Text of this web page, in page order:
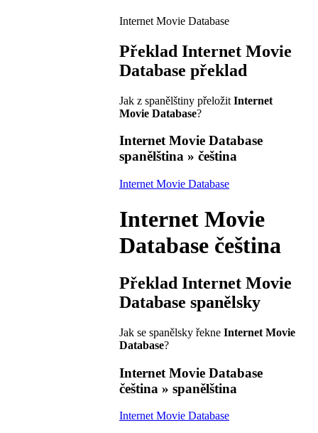
Internet Movie Database
Překlad Internet Movie
Database překlad
Jak z spanělštiny přeložit Internet
Movie Database?
Internet Movie Database
spanělština » čeština
Internet Movie Database
Internet Movie
Database čeština
Překlad Internet Movie
Database spanělsky
Jak se spanělsky řekne Internet Movie
Database?
Internet Movie Database
čeština » spanělština
Internet Movie Database